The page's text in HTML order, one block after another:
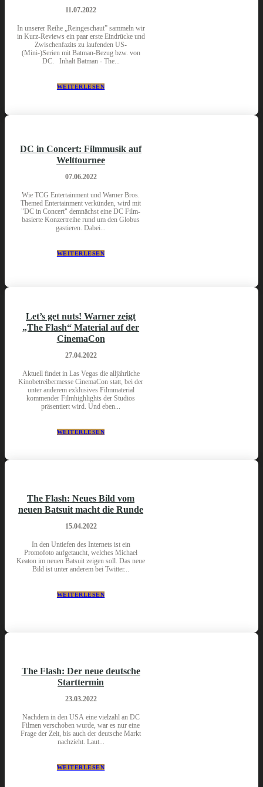
11.07.2022
In unserer Reihe „Reingeschaut” sammeln wir
in Kurz-Reviews ein paar erste Eindrücke und
Zwischenfazits zu laufenden US-
(Mini-)Serien mit Batman-Bezug bzw. von
DC. Inhalt Batman - The...
WEITERLESEN
DC in Concert: Filmmusik auf
Welttournee
07.06.2022
Wie TCG Entertainment und Warner Bros.
Themed Entertainment verkünden, wird mit
"DC in Concert" demnächst eine DC Film-
basierte Konzertreihe rund um den Globus
gastieren. Dabei...
WEITERLESEN
Let’s get nuts! Warner zeigt
„The Flash“ Material auf der
CinemaCon
27.04.2022
Aktuell findet in Las Vegas die alljährliche
Kinobetreibermesse CinemaCon statt, bei der
unter anderem exklusives Filmmaterial
kommender Filmhighlights der Studios
präsentiert wird. Und eben...
WEITERLESEN
The Flash: Neues Bild vom
neuen Batsuit macht die Runde
15.04.2022
In den Untiefen des Internets ist ein
Promofoto aufgetaucht, welches Michael
Keaton im neuen Batsuit zeigen soll. Das neue
Bild ist unter anderem bei Twitter...
WEITERLESEN
The Flash: Der neue deutsche
Starttermin
23.03.2022
Nachdem in den USA eine vielzahl an DC
Filmen verschoben wurde, war es nur eine
Frage der Zeit, bis auch der deutsche Markt
nachzieht. Laut...
WEITERLESEN